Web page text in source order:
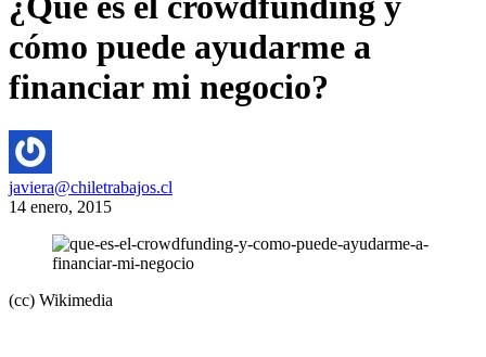
cómo puede ayudarme a
financiar mi negocio?
javiera@chiletrabajos.cl
14 enero, 2015
(cc) Wikimedia